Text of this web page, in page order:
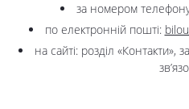
за номером
по електронній пошті:
на сайті: розділ